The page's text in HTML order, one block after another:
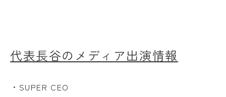
代表長谷のメディア出演情報
・SUPER CEO